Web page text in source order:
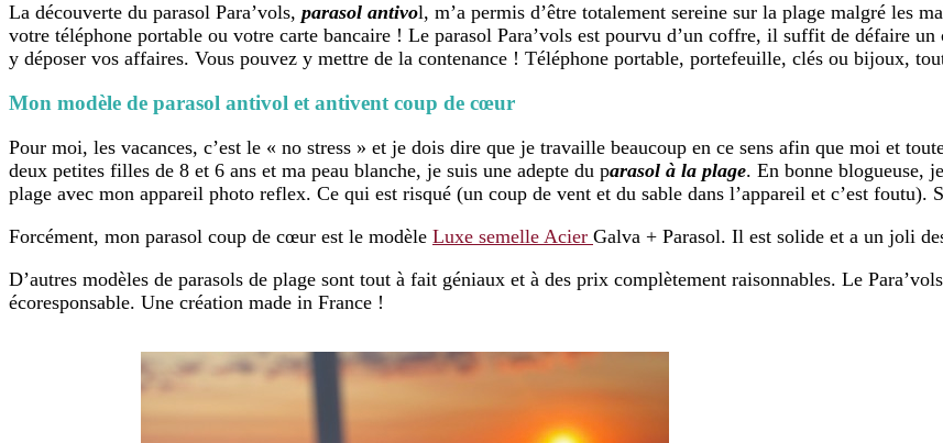
La découverte du parasol Para’vols, parasol antivol, m’a permis d’être totalement sereine sur la plage malgré les
votre téléphone portable ou votre carte bancaire ! Le parasol Para’vols est pourvu d’un coffre, il suffit de défaire
y déposer vos affaires. Vous pouvez y mettre de la contenance ! Téléphone portable, portefeuille, clés ou bijoux,
Mon modèle de parasol antivol et antivent coup de cœur
Pour moi, les vacances, c’est le « no stress » et je dois dire que je travaille beaucoup en ce sens afin que moi et
deux petites filles de 8 et 6 ans et ma peau blanche, je suis une adepte du parasol à la plage. En bonne blogueuse,
plage avec mon appareil photo reflex. Ce qui est risqué (un coup de vent et du sable dans l’appareil et c’est foutu).
Forcément, mon parasol coup de cœur est le modèle Luxe semelle Acier Galva + Parasol. Il est solide et a un joli
D’autres modèles de parasols de plage sont tout à fait géniaux et à des prix complètement raisonnables. Le
écoresponsable. Une création made in France !